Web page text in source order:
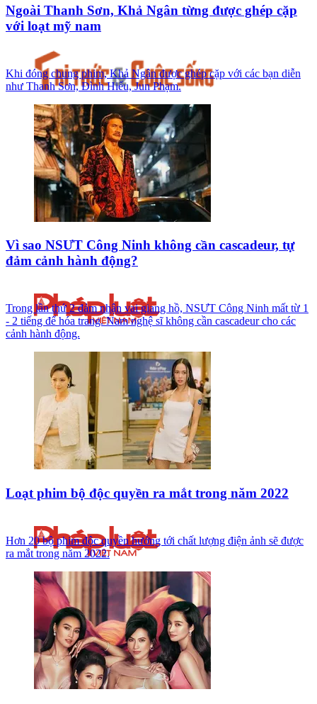
Ngoài Thanh Sơn, Khả Ngân từng được ghép cặp
với loạt mỹ nam
Khi đóng chung phim, Khả Ngân được ghép cặp với các bạn diễn
như Thanh Sơn, Đình Hiếu, Jun Phạm.
Vì sao NSƯT Công Ninh không cần cascadeur, tự
đảm cảnh hành động?
Trong lần thứ 2 đảm nhận vai giang hồ, NSƯT Công Ninh mất từ 1
- 2 tiếng để hóa trang. Nam nghệ sĩ không cần cascadeur cho các
cảnh hành động.
Loạt phim bộ độc quyền ra mắt trong năm 2022
Hơn 20 bộ phim độc quyền hướng tới chất lượng điện ảnh sẽ được
ra mắt trong năm 2022.